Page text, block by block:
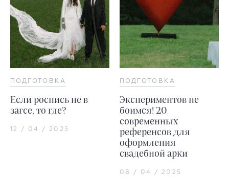
ПОДГОТОВКА
Если роспись не в
загсе, то где?
12 / 04 / 2025
ПОДГОТОВКА
Экспериментов не
боимся! 20
современных
референсов для
оформления
свадебной арки
08 / 04 / 2025